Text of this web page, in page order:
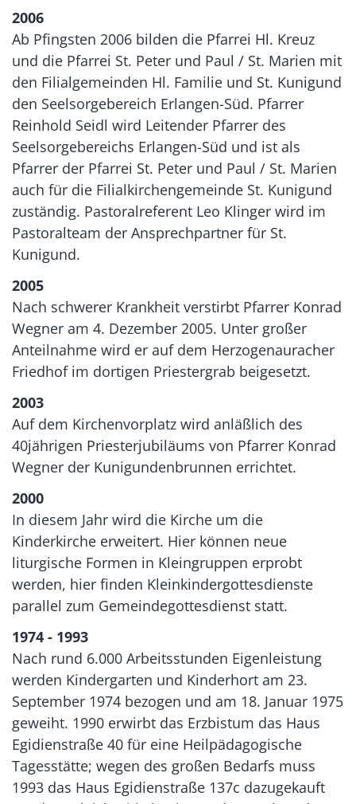
2006
Ab Pfingsten 2006 bilden die Pfarrei Hl. Kreuz
und die Pfarrei St. Peter und Paul / St. Marien mit
den Filialgemeinden Hl. Familie und St. Kunigund
den Seelsorgebereich Erlangen-Süd. Pfarrer
Reinhold Seidl wird Leitender Pfarrer des
Seelsorgebereichs Erlangen-Süd und ist als
Pfarrer der Pfarrei St. Peter und Paul / St. Marien
auch für die Filialkirchengemeinde St. Kunigund
zuständig. Pastoralreferent Leo Klinger wird im
Pastoralteam der Ansprechpartner für St.
Kunigund.
2005
Nach schwerer Krankheit verstirbt Pfarrer Konrad
Wegner am 4. Dezember 2005. Unter großer
Anteilnahme wird er auf dem Herzogenauracher
Friedhof im dortigen Priestergrab beigesetzt.
2003
Auf dem Kirchenvorplatz wird anläßlich des
40jährigen Priesterjubiläums von Pfarrer Konrad
Wegner der Kunigundenbrunnen errichtet.
2000
In diesem Jahr wird die Kirche um die
Kinderkirche erweitert. Hier können neue
liturgische Formen in Kleingruppen erprobt
werden, hier finden Kleinkindergottesdienste
parallel zum Gemeindegottesdienst statt.
1974 - 1993
Nach rund 6.000 Arbeitsstunden Eigenleistung
werden Kindergarten und Kinderhort am 23.
September 1974 bezogen und am 18. Januar 1975
geweiht. 1990 erwirbt das Erzbistum das Haus
Egidienstraße 40 für eine Heilpädagogische
Tagesstätte; wegen des großen Bedarfs muss
1993 das Haus Egidienstraße 137c dazugekauft